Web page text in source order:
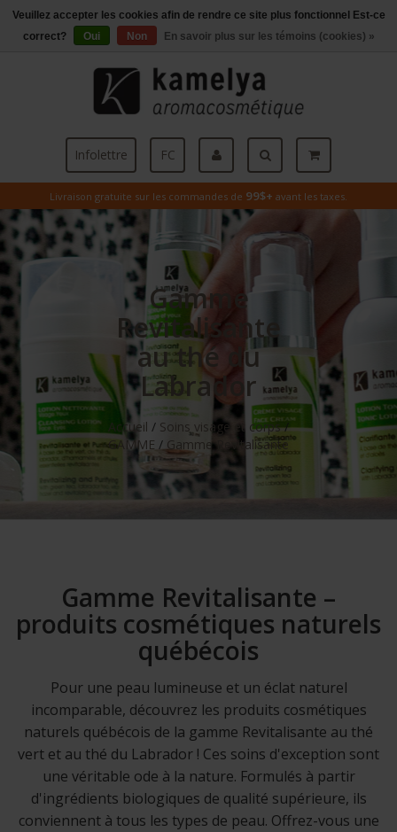
Livraison gratuite sur les commandes de 99$+ avant les taxes.
Menu
Infolettre FC
Gamme
Revitalisante
au thé du
Labrador
Accueil / Soins visage et corps/
GAMME / Gamme Revitalisante
Gamme Revitalisante –
produits cosmétiques naturels
québécois
Pour une peau lumineuse et un éclat naturel
incomparable, découvrez les produits cosmétiques
naturels québécois de la gamme Revitalisante au thé
vert et au thé du Labrador ! Ces soins d'exception sont
une véritable ode à la nature. Formulés à partir
d'ingrédients biologiques de qualité supérieure, ils
conviennent à tous les types de peau. Offrez-vous une
Veuillez accepter les cookies afin de rendre ce site plus fonctionnel Est-ce
correct?
Oui Non En savoir plus sur les témoins (cookies) »